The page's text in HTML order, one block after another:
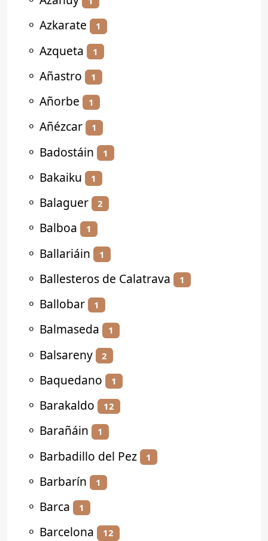
⚬ Azkarate 1
⚬ Azqueta 1
⚬ Añastro 1
⚬ Añorbe 1
⚬ Añézcar 1
⚬ Badostáin 1
⚬ Bakaiku 1
⚬ Balaguer 2
⚬ Balboa 1
⚬ Ballariáin 1
⚬ Ballesteros de Calatrava 1
⚬ Ballobar 1
⚬ Balmaseda 1
⚬ Balsareny 2
⚬ Baquedano 1
⚬ Barakaldo 12
⚬ Barañáin 1
⚬ Barbadillo del Pez 1
⚬ Barbarín 1
⚬ Barca 1
⚬ Barcelona 12